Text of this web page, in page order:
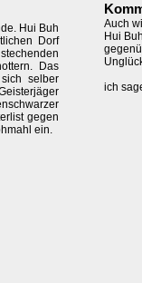
Hui Buh
Dorf
Das
selber
gegen
ein.
Auch
Hui
ich